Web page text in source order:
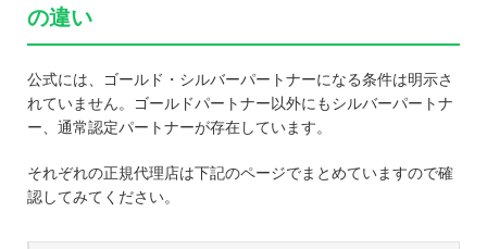
の違い
公式には、ゴールド・シルバーパートナーになる条件は明示さ
れていません。ゴールドパートナー以外にもシルバーパートナ
ー、通常認定パートナーが存在しています。
それぞれの正規代理店は下記のページでまとめていますので確
認してみてください。